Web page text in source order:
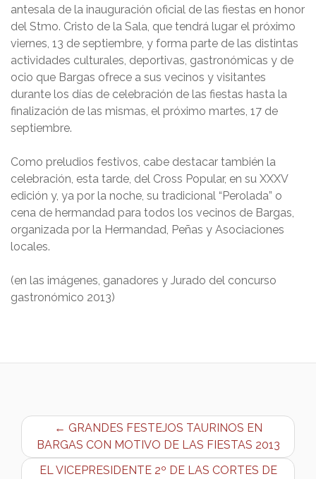
antesala de la inauguración oficial de las fiestas en honor
del Stmo. Cristo de la Sala, que tendrá lugar el próximo
viernes, 13 de septiembre, y forma parte de las distintas
actividades culturales, deportivas, gastronómicas y de
ocio que Bargas ofrece a sus vecinos y visitantes
durante los días de celebración de las fiestas hasta la
finalización de las mismas, el próximo martes, 17 de
septiembre.
Como preludios festivos, cabe destacar también la
celebración, esta tarde, del Cross Popular, en su XXXV
edición y, ya por la noche, su tradicional “Perolada” o
cena de hermandad para todos los vecinos de Bargas,
organizada por la Hermandad, Peñas y Asociaciones
locales.
(en las imágenes, ganadores y Jurado del concurso
gastronómico 2013)
← GRANDES FESTEJOS TAURINOS EN
BARGAS CON MOTIVO DE LAS FIESTAS 2013
EL VICEPRESIDENTE 2º DE LAS CORTES DE